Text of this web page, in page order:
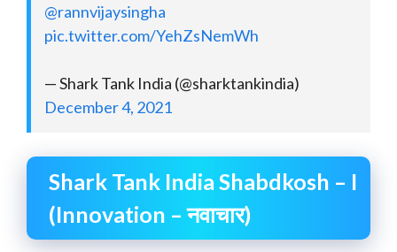
@rannvijaysingha
pic.twitter.com/YehZsNemWh
— Shark Tank India (@sharktankindia)
December 4, 2021
Shark Tank India Shabdkosh – I
(Innovation – नवाचार)